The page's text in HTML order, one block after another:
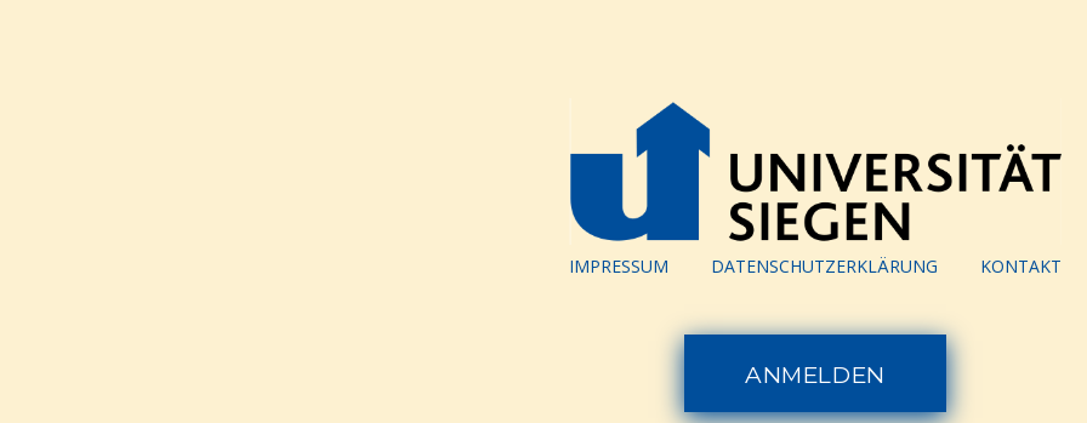
IMPRESSUM DATENSCHUTZERKLÄRUNG KONTAKT
ANMELDEN